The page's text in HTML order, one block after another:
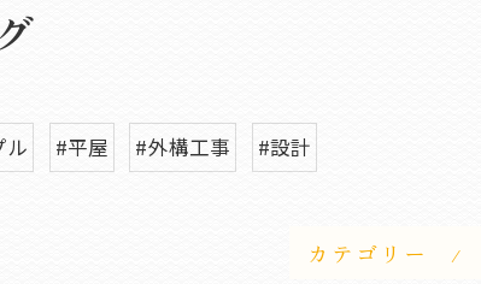
ル #平屋 #外構工事 #設計
カテゴリー